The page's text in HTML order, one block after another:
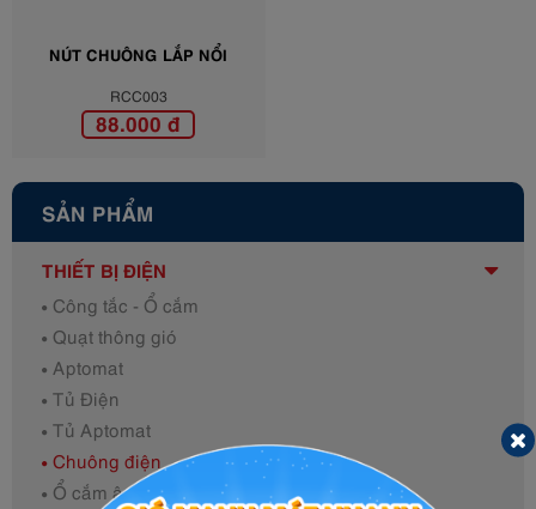
NÚT CHUÔNG LẮP NỔI
RCC003
88.000 đ
SẢN PHẨM
THIẾT BỊ ĐIỆN
Công tắc - Ổ cắm
Quạt thông gió
Aptomat
Tủ Điện
Tủ Aptomat
Chuông điện
Ổ cắm âm sàn